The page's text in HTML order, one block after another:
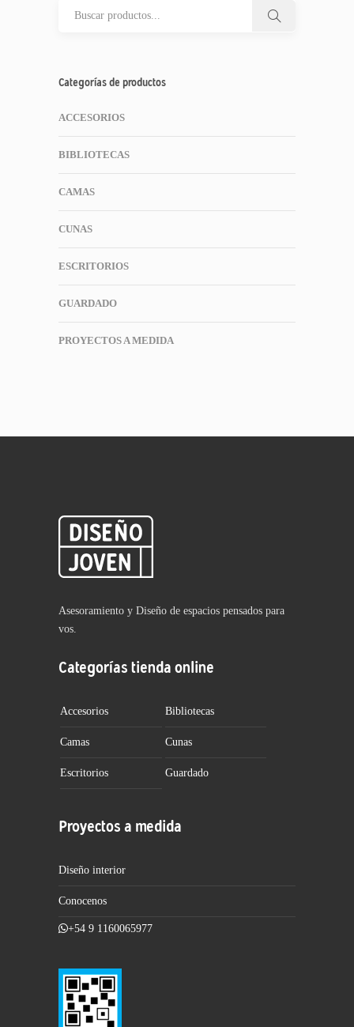
Categorías de productos
ACCESORIOS
BIBLIOTECAS
CAMAS
CUNAS
ESCRITORIOS
GUARDADO
PROYECTOS A MEDIDA
Asesoramiento y Diseño de espacios pensados para
vos.
Categorías tienda online
Accesorios Bibliotecas
Camas Cunas
Escritorios Guardado
Proyectos a medida
Diseño interior
Conocenos
+54 9 1160065977